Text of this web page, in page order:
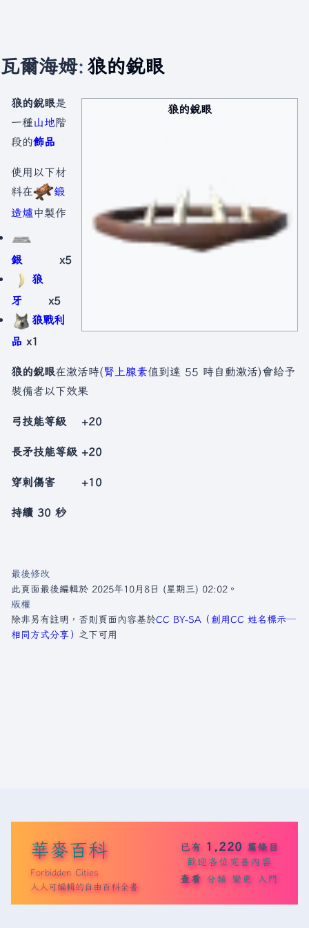
瓦爾海姆: 狼的銳眼
狼的銳眼
狼的銳眼是
一種山地階
段的飾品
使用以下材
料在
鍛
造爐中製作
銀 x5
狼
牙 x5
狼戰利
品 x1
狼的銳眼在激活時(腎上腺素值到達 55 時自動激活)會給予
裝備者以下效果
弓技能等級 +20
長矛技能等級 +20
穿刺傷害 +10
持續 30 秒
最後修改
此頁面最後編輯於 2025年10月8日 (星期三) 02:02。
版權
除非另有註明，否則頁面內容基於CC BY-SA（創用CC 姓名標示─
相同方式分享） 之下可用
華麥百科
Forbidden Cities
人人可編輯的自由百科全書
已有 1,220 篇條目
歡迎各位完善內容
查看 分類 變更 入門